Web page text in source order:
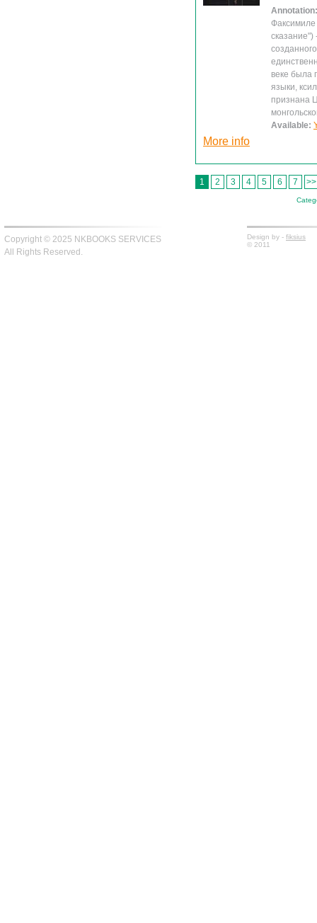
Факсимиле
сказание")
веке была
языки,
признана
Available:
More info
1 2 3 4 5 6 7 >>
Copyright © 2025 NKBOOKS SERVICES
All Rights Reserved.
Design by - fiksius
© 2011